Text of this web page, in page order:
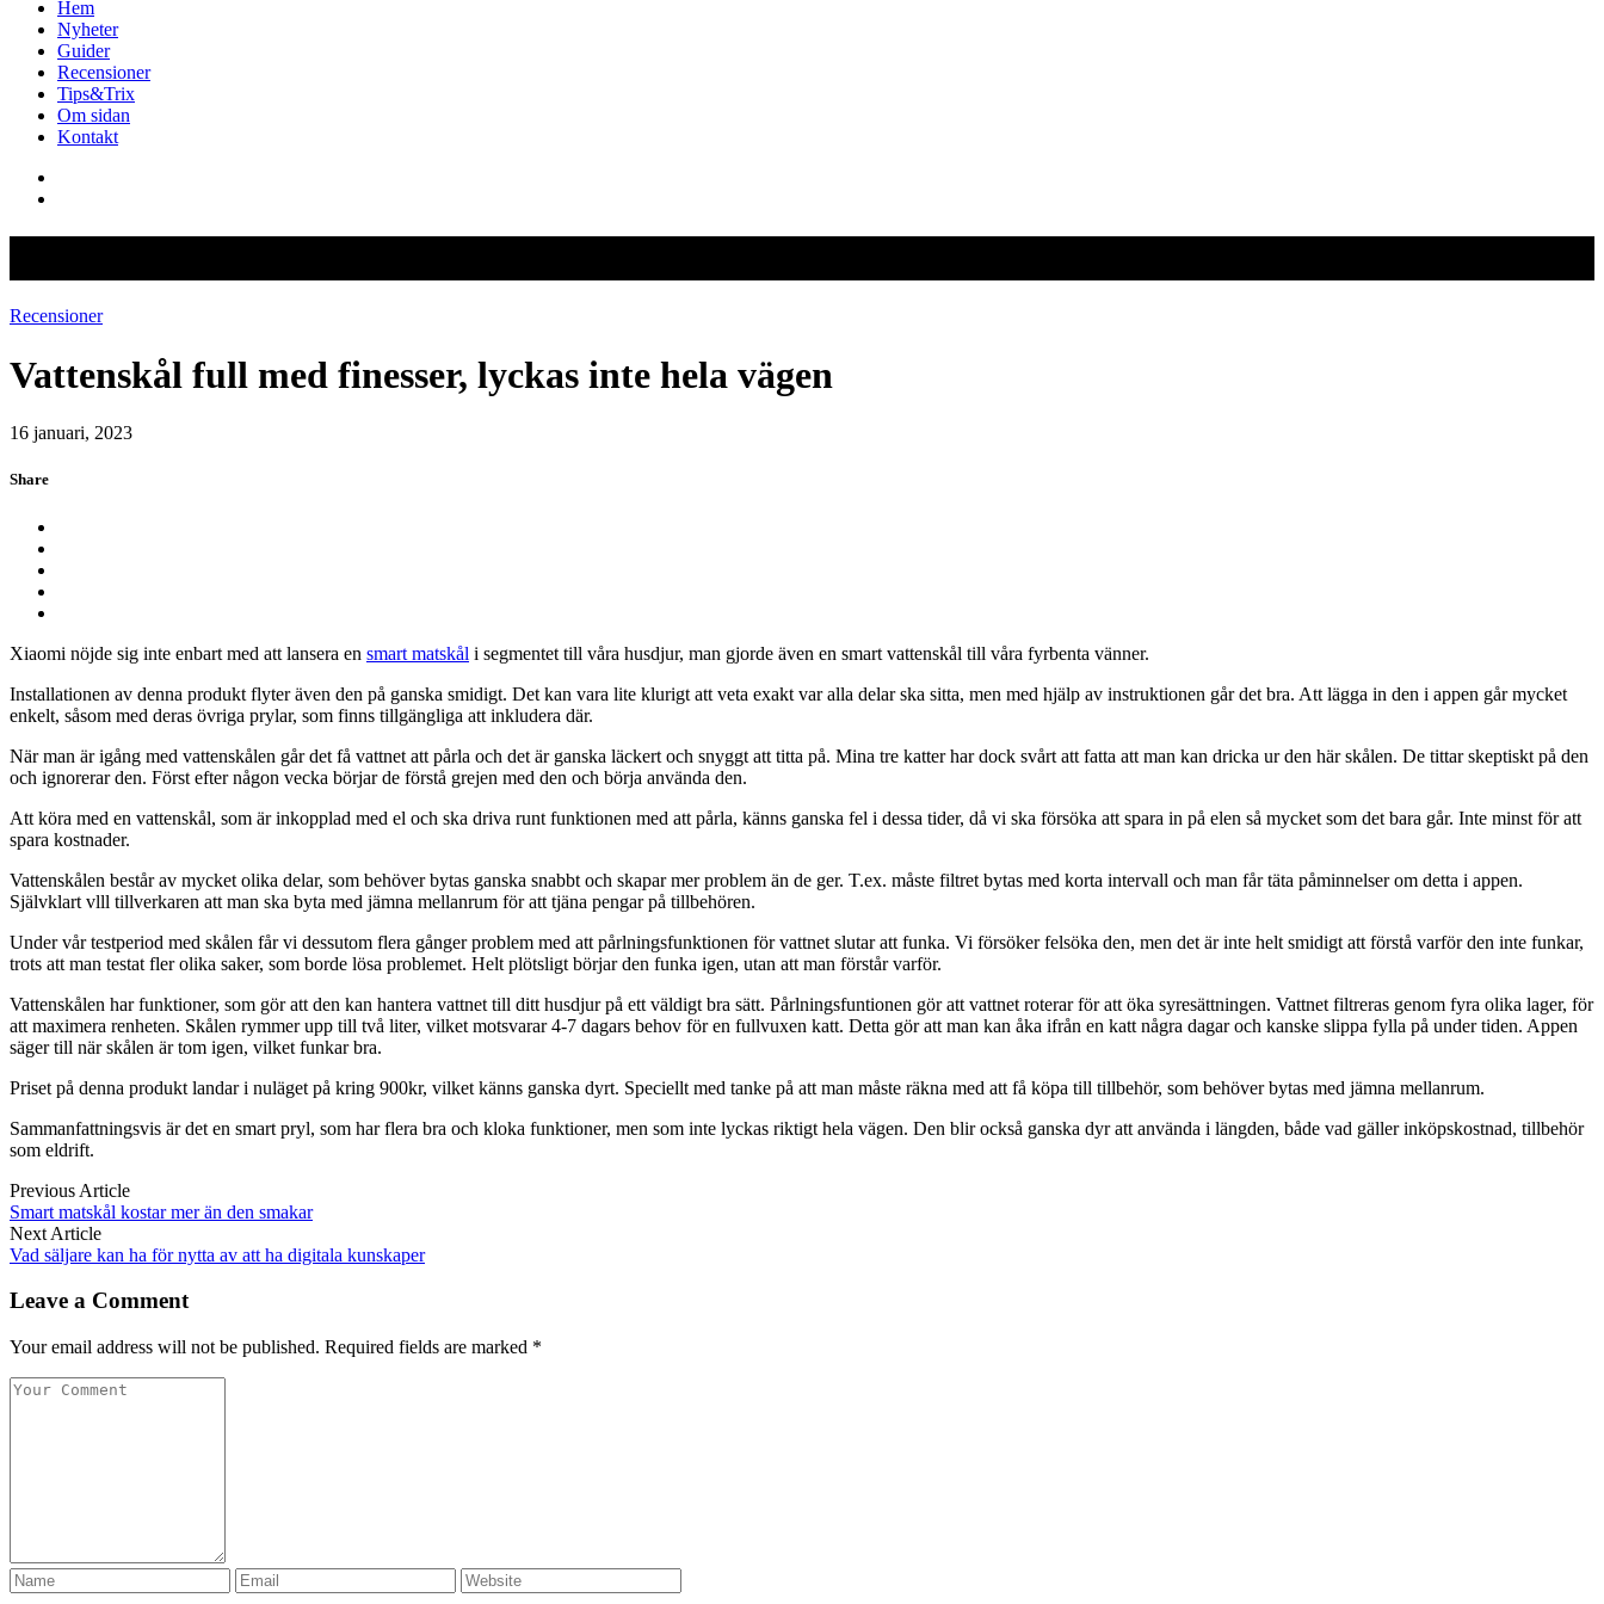
Hem
Nyheter
Guider
Recensioner
Tips&Trix
Om sidan
Kontakt
Recensioner
Vattenskål full med finesser, lyckas inte hela vägen
16 januari, 2023
Share
Xiaomi nöjde sig inte enbart med att lansera en smart matskål i segmentet till våra husdjur, man gjorde även en smart vattenskål till våra fyrbenta vänner.
Installationen av denna produkt flyter även den på ganska smidigt. Det kan vara lite klurigt att veta exakt var alla delar ska sitta, men med hjälp av instruktionen går det bra. Att lägga in den i appen går mycket
enkelt, såsom med deras övriga prylar, som finns tillgängliga att inkludera där.
När man är igång med vattenskålen går det få vattnet att pårla och det är ganska läckert och snyggt att titta på. Mina tre katter har dock svårt att fatta att man kan dricka ur den här skålen. De tittar skeptiskt på den
och ignorerar den. Först efter någon vecka börjar de förstå grejen med den och börja använda den.
Att köra med en vattenskål, som är inkopplad med el och ska driva runt funktionen med att pårla, känns ganska fel i dessa tider, då vi ska försöka att spara in på elen så mycket som det bara går. Inte minst för att
spara kostnader.
Vattenskålen består av mycket olika delar, som behöver bytas ganska snabbt och skapar mer problem än de ger. T.ex. måste filtret bytas med korta intervall och man får täta påminnelser om detta i appen.
Självklart vlll tillverkaren att man ska byta med jämna mellanrum för att tjäna pengar på tillbehören.
Under vår testperiod med skålen får vi dessutom flera gånger problem med att pårlningsfunktionen för vattnet slutar att funka. Vi försöker felsöka den, men det är inte helt smidigt att förstå varför den inte funkar,
trots att man testat fler olika saker, som borde lösa problemet. Helt plötsligt börjar den funka igen, utan att man förstår varför.
Vattenskålen har funktioner, som gör att den kan hantera vattnet till ditt husdjur på ett väldigt bra sätt. Pårlningsfuntionen gör att vattnet roterar för att öka syresättningen. Vattnet filtreras genom fyra olika lager, för
att maximera renheten. Skålen rymmer upp till två liter, vilket motsvarar 4-7 dagars behov för en fullvuxen katt. Detta gör att man kan åka ifrån en katt några dagar och kanske slippa fylla på under tiden. Appen
säger till när skålen är tom igen, vilket funkar bra.
Priset på denna produkt landar i nuläget på kring 900kr, vilket känns ganska dyrt. Speciellt med tanke på att man måste räkna med att få köpa till tillbehör, som behöver bytas med jämna mellanrum.
Sammanfattningsvis är det en smart pryl, som har flera bra och kloka funktioner, men som inte lyckas riktigt hela vägen. Den blir också ganska dyr att använda i längden, både vad gäller inköpskostnad, tillbehör
som eldrift.
Previous Article
Smart matskål kostar mer än den smakar
Next Article
Vad säljare kan ha för nytta av att ha digitala kunskaper
Leave a Comment
Your email address will not be published. Required fields are marked *